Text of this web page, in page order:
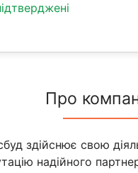
Про
здійснює свою
надійного